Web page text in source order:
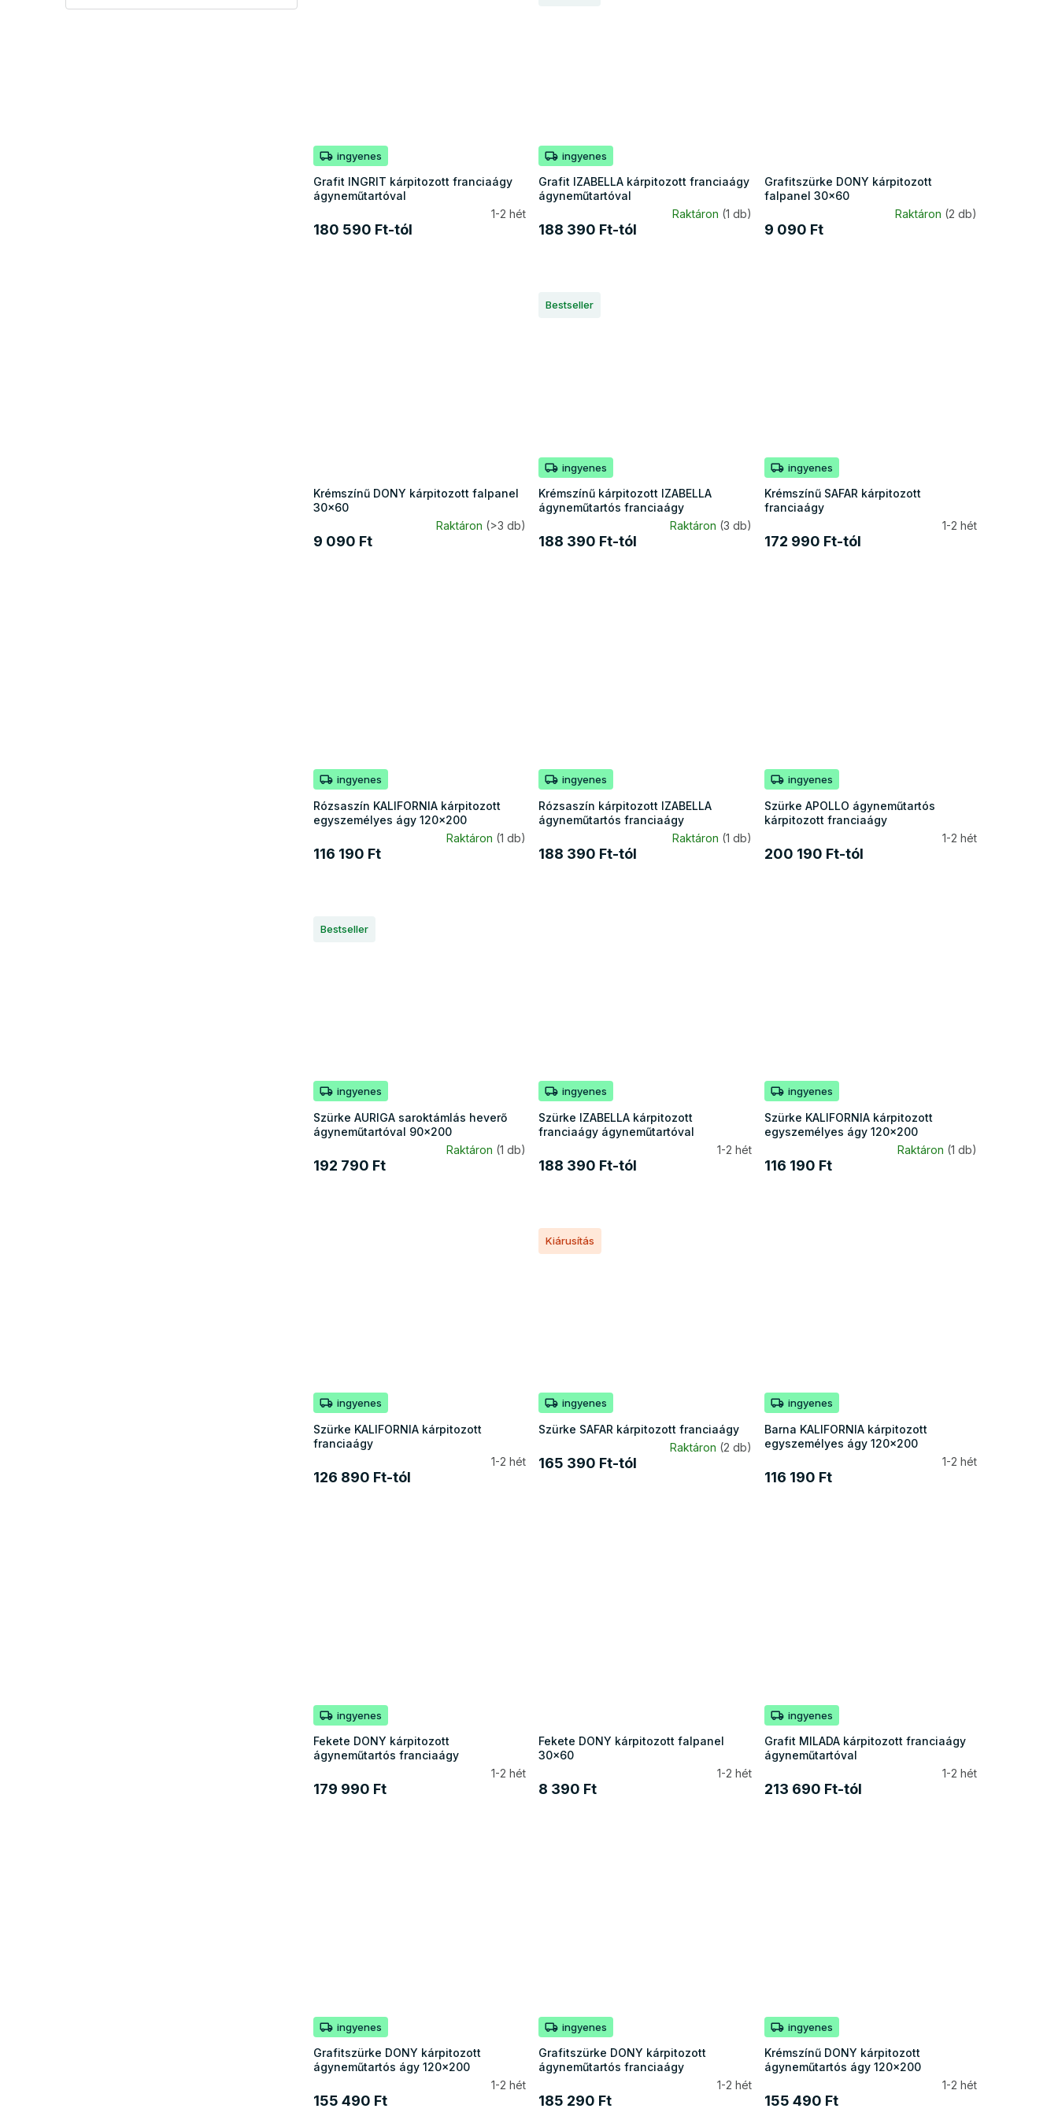
ingyenes
Grafit INGRIT kárpitozott franciaágy
ágyneműtartóval
1-2 hét
180 590 Ft-tól
ingyenes
Grafit IZABELLA kárpitozott franciaágy
ágyneműtartóval
Raktáron (1 db)
188 390 Ft-tól
Grafitszürke DONY kárpitozott
falpanel 30x60
Raktáron (2 db)
9 090 Ft
Krémszínű DONY kárpitozott falpanel
30x60
Raktáron (>3 db)
9 090 Ft
Bestseller
ingyenes
Krémszínű kárpitozott IZABELLA
ágyneműtartós franciaágy
Raktáron (3 db)
188 390 Ft-tól
ingyenes
Krémszínű SAFAR kárpitozott
franciaágy
1-2 hét
172 990 Ft-tól
ingyenes
Rózsaszín KALIFORNIA kárpitozott
egyszemélyes ágy 120x200
Raktáron (1 db)
116 190 Ft
ingyenes
Rózsaszín kárpitozott IZABELLA
ágyneműtartós franciaágy
Raktáron (1 db)
188 390 Ft-tól
ingyenes
Szürke APOLLO ágyneműtartós
kárpitozott franciaágy
1-2 hét
200 190 Ft-tól
Bestseller
ingyenes
Szürke AURIGA saroktámlás heverő
ágyneműtartóval 90x200
Raktáron (1 db)
192 790 Ft
ingyenes
Szürke IZABELLA kárpitozott
franciaágy ágyneműtartóval
1-2 hét
188 390 Ft-tól
ingyenes
Szürke KALIFORNIA kárpitozott
egyszemélyes ágy 120x200
Raktáron (1 db)
116 190 Ft
ingyenes
Szürke KALIFORNIA kárpitozott
franciaágy
1-2 hét
126 890 Ft-tól
Kiárusítás
ingyenes
Szürke SAFAR kárpitozott franciaágy
Raktáron (2 db)
165 390 Ft-tól
ingyenes
Barna KALIFORNIA kárpitozott
egyszemélyes ágy 120x200
1-2 hét
116 190 Ft
ingyenes
Fekete DONY kárpitozott
ágyneműtartós franciaágy
1-2 hét
179 990 Ft
Fekete DONY kárpitozott falpanel
30x60
1-2 hét
8 390 Ft
ingyenes
Grafit MILADA kárpitozott franciaágy
ágyneműtartóval
1-2 hét
213 690 Ft-tól
ingyenes
Grafitszürke DONY kárpitozott
ágyneműtartós ágy 120x200
1-2 hét
155 490 Ft
ingyenes
Grafitszürke DONY kárpitozott
ágyneműtartós franciaágy
1-2 hét
185 290 Ft
ingyenes
Krémszínű DONY kárpitozott
ágyneműtartós ágy 120x200
1-2 hét
155 490 Ft